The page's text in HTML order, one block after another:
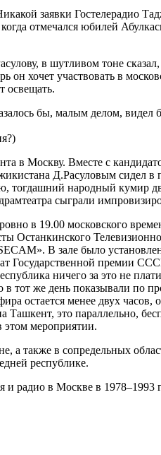
заявки Гостелерадио
отмечался юбилей
в шутливом тоне сказал,
хочет участвовать в
освещать.
бы, малым делом, видел
в Москву. Вместе с
Д.Расуловым сидел в
народный кумир
сыграли
в 19.00 московского
Останкинского
В зале было
Государственной премии
ничего за это не
в тот же день показывали
остается менее двух
это параллельно,
этом мероприятии.
а также в сопредельных
республике.
радио в Москве в 1978–1993